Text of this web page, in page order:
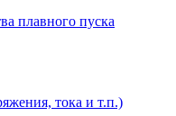
плавного пуска
тока и т.п.)